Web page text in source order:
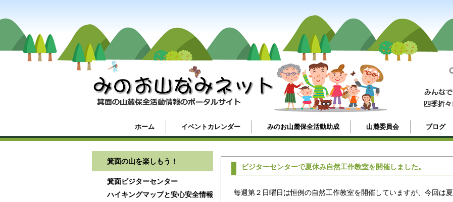
ホーム イベントカレンダー みのお山麓保全活動助成 山麓委員会 ブログ
箕面の山を楽しもう！
箕面ビジターセンター
ハイキングマップと安心安全情報
ビジターセンターで夏休み自然工作教室を開催しました。
毎週第２日曜日は恒例の自然工作教室を開催していますが、今回は夏